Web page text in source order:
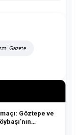
Gazete
Göztepe ve